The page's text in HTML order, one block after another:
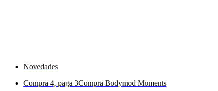
Novedades
Compra 4, paga 3Compra Bodymod Moments